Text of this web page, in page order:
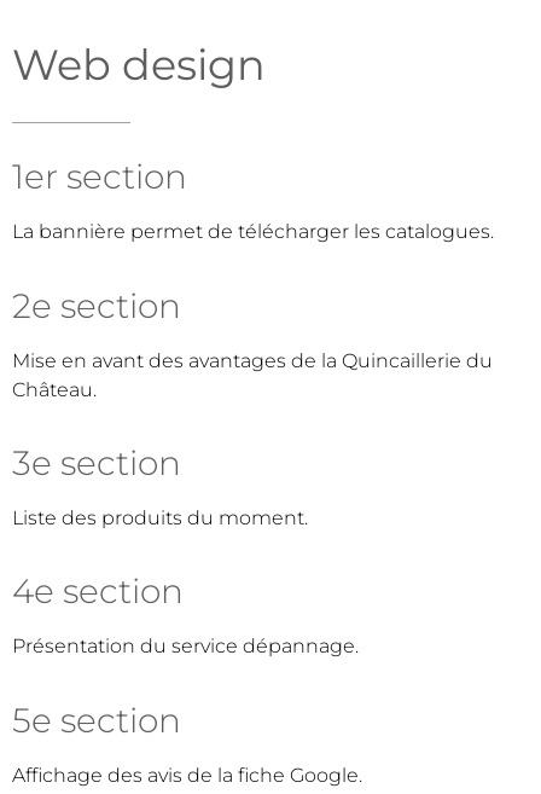
Web design
1er section
La bannière permet de télécharger les catalogues.
2e section
Mise en avant des avantages de la Quincaillerie du
Château.
3e section
Liste des produits du moment.
4e section
Présentation du service dépannage.
5e section
Affichage des avis de la fiche Google.